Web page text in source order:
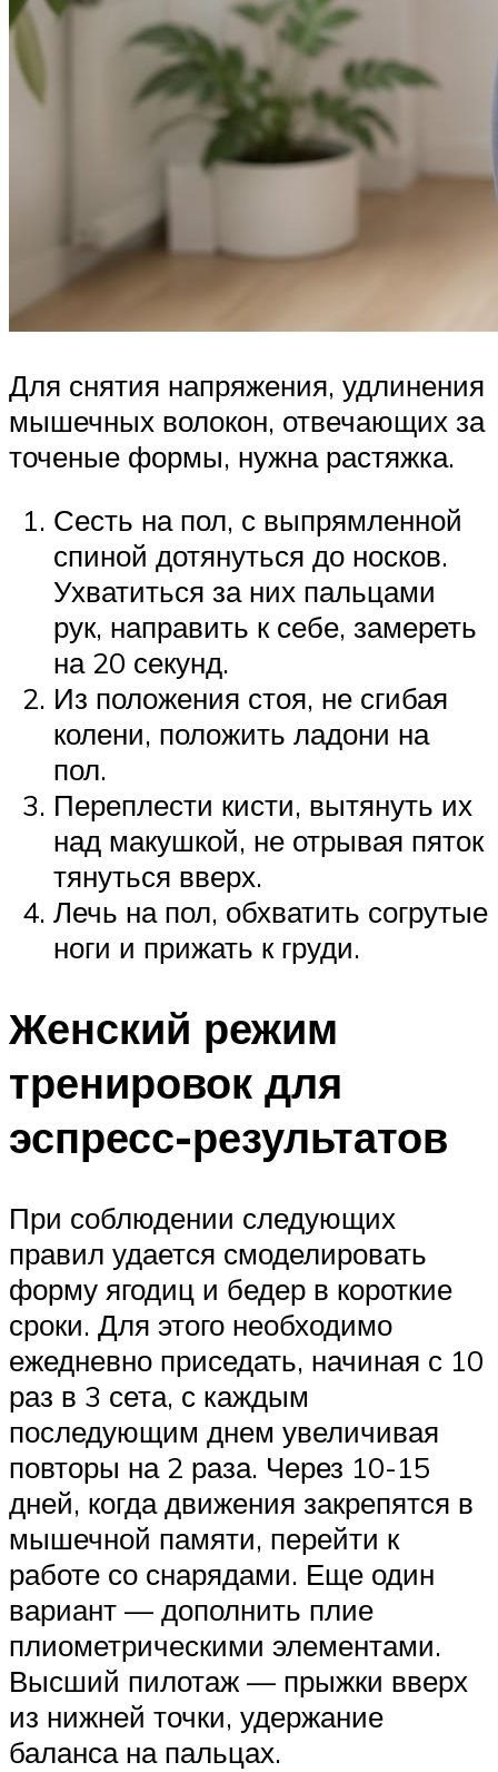
Для снятия напряжения, удлинения
мышечных волокон, отвечающих за
точеные формы, нужна растяжка.
Сесть на пол, с выпрямленной
спиной дотянуться до носков.
Ухватиться за них пальцами
рук, направить к себе, замереть
на 20 секунд.
Из положения стоя, не сгибая
колени, положить ладони на
пол.
Переплести кисти, вытянуть их
над макушкой, не отрывая пяток
тянуться вверх.
Лечь на пол, обхватить согрутые
ноги и прижать к груди.
Женский режим
тренировок для
эспресс-результатов
При соблюдении следующих
правил удается смоделировать
форму ягодиц и бедер в короткие
сроки. Для этого необходимо
ежедневно приседать, начиная с 10
раз в 3 сета, с каждым
последующим днем увеличивая
повторы на 2 раза. Через 10-15
дней, когда движения закрепятся в
мышечной памяти, перейти к
работе со снарядами. Еще один
вариант — дополнить плие
плиометрическими элементами.
Высший пилотаж — прыжки вверх
из нижней точки, удержание
баланса на пальцах.